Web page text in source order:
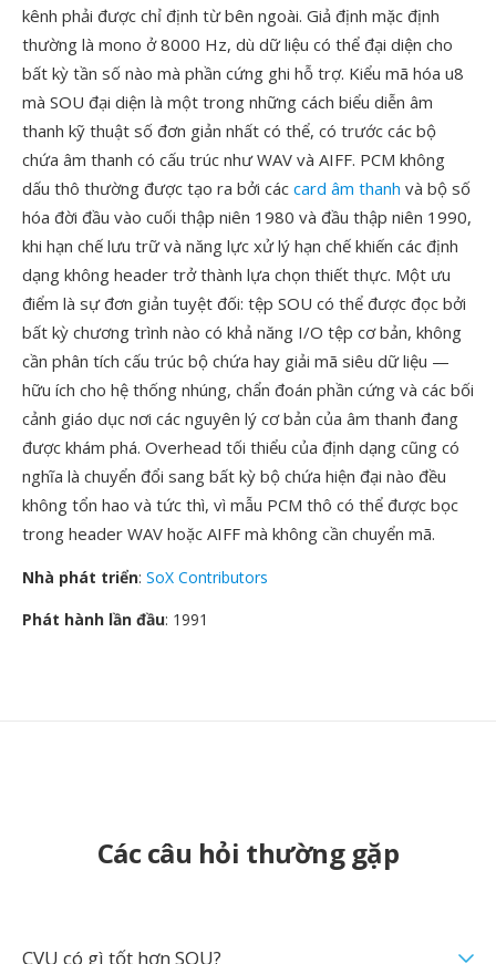
kênh phải được chỉ định từ bên ngoài. Giả định mặc định
thường là mono ở 8000 Hz, dù dữ liệu có thể đại diện cho
bất kỳ tần số nào mà phần cứng ghi hỗ trợ. Kiểu mã hóa u8
mà SOU đại diện là một trong những cách biểu diễn âm
thanh kỹ thuật số đơn giản nhất có thể, có trước các bộ
chứa âm thanh có cấu trúc như WAV và AIFF. PCM không
dấu thô thường được tạo ra bởi các card âm thanh và bộ số
hóa đời đầu vào cuối thập niên 1980 và đầu thập niên 1990,
khi hạn chế lưu trữ và năng lực xử lý hạn chế khiến các định
dạng không header trở thành lựa chọn thiết thực. Một ưu
điểm là sự đơn giản tuyệt đối: tệp SOU có thể được đọc bởi
bất kỳ chương trình nào có khả năng I/O tệp cơ bản, không
cần phân tích cấu trúc bộ chứa hay giải mã siêu dữ liệu —
hữu ích cho hệ thống nhúng, chẩn đoán phần cứng và các bối
cảnh giáo dục nơi các nguyên lý cơ bản của âm thanh đang
được khám phá. Overhead tối thiểu của định dạng cũng có
nghĩa là chuyển đổi sang bất kỳ bộ chứa hiện đại nào đều
không tổn hao và tức thì, vì mẫu PCM thô có thể được bọc
trong header WAV hoặc AIFF mà không cần chuyển mã.
Nhà phát triển: SoX Contributors
Phát hành lần đầu: 1991
Các câu hỏi thường gặp
CVU có gì tốt hơn SOU?